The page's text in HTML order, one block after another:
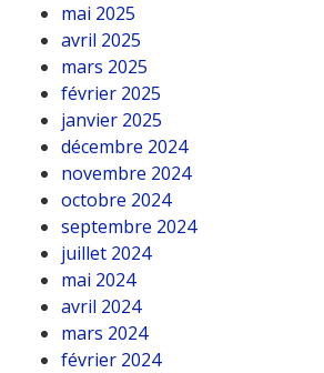
mai 2025
avril 2025
mars 2025
février 2025
janvier 2025
décembre 2024
novembre 2024
octobre 2024
septembre 2024
juillet 2024
mai 2024
avril 2024
mars 2024
février 2024